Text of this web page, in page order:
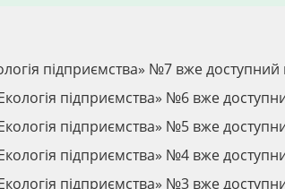
підприємства» №7 вже
підприємства» №6 вже
підприємства» №5 вже
підприємства» №4 вже
підприємства» №3 вже